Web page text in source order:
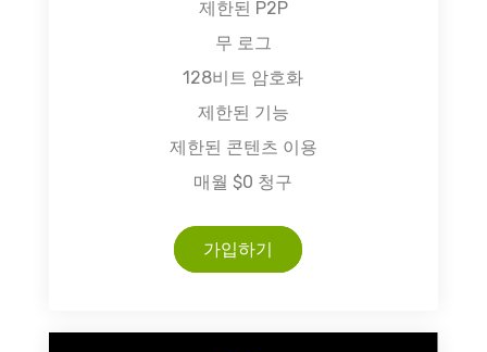
제한된 P2P
무 로그
128비트 암호화
제한된 기능
제한된 콘텐츠 이용
매월 $0 청구
가입하기